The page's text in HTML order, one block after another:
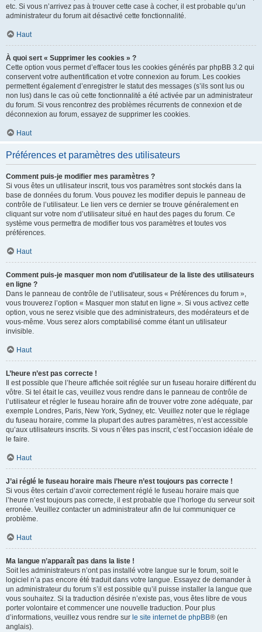
etc. Si vous n’arrivez pas à trouver cette case à cocher, il est probable qu’un
administrateur du forum ait désactivé cette fonctionnalité.
Haut
À quoi sert « Supprimer les cookies » ?
Cette option vous permet d’effacer tous les cookies générés par phpBB 3.2 qui
conservent votre authentification et votre connexion au forum. Les cookies
permettent également d’enregistrer le statut des messages (s’ils sont lus ou
non lus) dans le cas où cette fonctionnalité a été activée par un administrateur
du forum. Si vous rencontrez des problèmes récurrents de connexion et de
déconnexion au forum, essayez de supprimer les cookies.
Haut
Préférences et paramètres des utilisateurs
Comment puis-je modifier mes paramètres ?
Si vous êtes un utilisateur inscrit, tous vos paramètres sont stockés dans la
base de données du forum. Vous pouvez les modifier depuis le panneau de
contrôle de l’utilisateur. Le lien vers ce dernier se trouve généralement en
cliquant sur votre nom d’utilisateur situé en haut des pages du forum. Ce
système vous permettra de modifier tous vos paramètres et toutes vos
préférences.
Haut
Comment puis-je masquer mon nom d’utilisateur de la liste des utilisateurs
en ligne ?
Dans le panneau de contrôle de l’utilisateur, sous « Préférences du forum »,
vous trouverez l’option « Masquer mon statut en ligne ». Si vous activez cette
option, vous ne serez visible que des administrateurs, des modérateurs et de
vous-même. Vous serez alors comptabilisé comme étant un utilisateur
invisible.
Haut
L’heure n’est pas correcte !
Il est possible que l’heure affichée soit réglée sur un fuseau horaire différent du
vôtre. Si tel était le cas, veuillez vous rendre dans le panneau de contrôle de
l’utilisateur et régler le fuseau horaire afin de trouver votre zone adéquate, par
exemple Londres, Paris, New York, Sydney, etc. Veuillez noter que le réglage
du fuseau horaire, comme la plupart des autres paramètres, n’est accessible
qu’aux utilisateurs inscrits. Si vous n’êtes pas inscrit, c’est l’occasion idéale de
le faire.
Haut
J’ai réglé le fuseau horaire mais l’heure n’est toujours pas correcte !
Si vous êtes certain d’avoir correctement réglé le fuseau horaire mais que
l’heure n’est toujours pas correcte, il est probable que l’horloge du serveur soit
erronée. Veuillez contacter un administrateur afin de lui communiquer ce
problème.
Haut
Ma langue n’apparaît pas dans la liste !
Soit les administrateurs n’ont pas installé votre langue sur le forum, soit le
logiciel n’a pas encore été traduit dans votre langue. Essayez de demander à
un administrateur du forum s’il est possible qu’il puisse installer la langue que
vous souhaitez. Si la traduction désirée n’existe pas, vous êtes libre de vous
porter volontaire et commencer une nouvelle traduction. Pour plus
d’informations, veuillez vous rendre sur le site internet de phpBB® (en
anglais).